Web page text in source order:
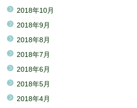
2018年10月
2018年9月
2018年8月
2018年7月
2018年6月
2018年5月
2018年4月